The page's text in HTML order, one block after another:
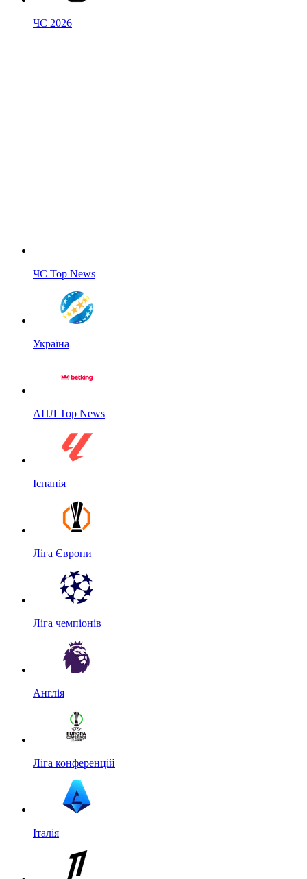
ЧС 2026
ЧС Top News
Україна
АПЛ Top News
Іспанія
Ліга Європи
Ліга чемпіонів
Англія
Ліга конференцій
Італія